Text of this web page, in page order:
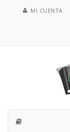
MI CUENTA